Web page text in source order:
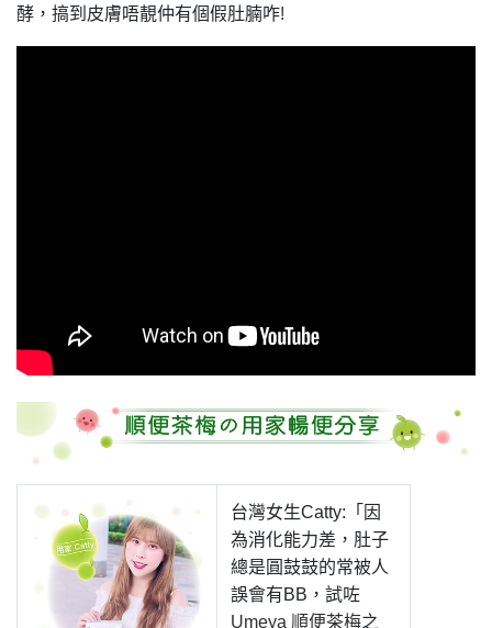
酵，搞到皮膚唔靚仲有個假肚腩咋!
台灣女生Catty:「因
為消化能力差，肚子
總是圓鼓鼓的常被人
誤會有BB，試咗
Umeya 順便茶梅之